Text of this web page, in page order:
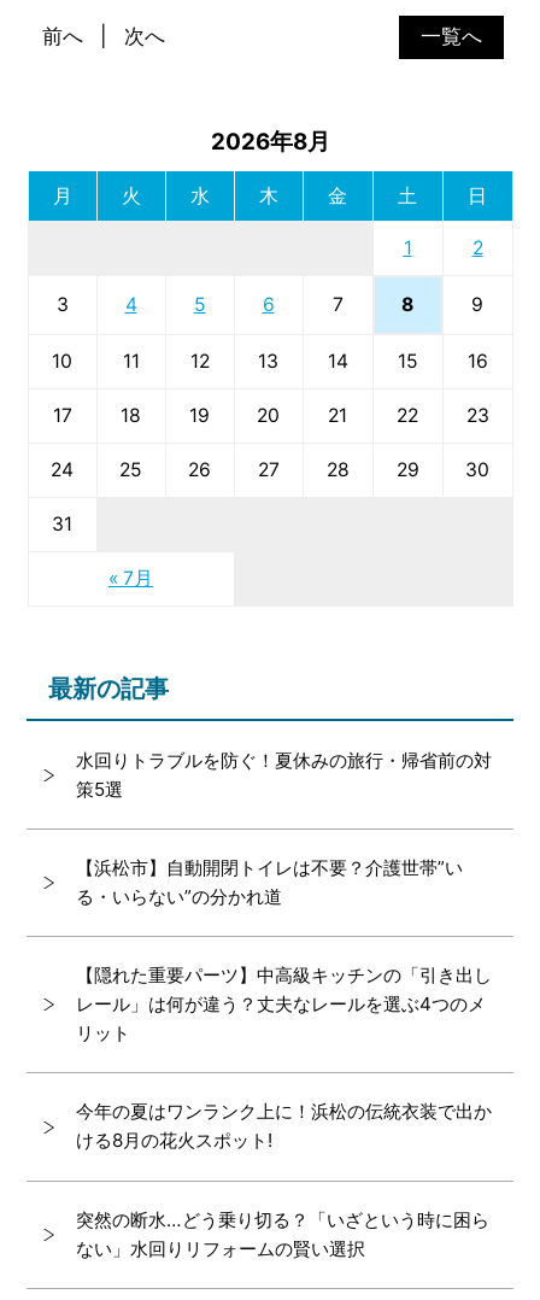
一覧へ
前へ 次へ
2026年8月
月 火 水 木 金 土 日
« 7月
1 2
3 4 5 6 7 8 9
10 11 12 13 14 15 16
17 18 19 20 21 22 23
24 25 26 27 28 29 30
31
最新の記事
水回りトラブルを防ぐ！夏休みの旅行・帰省前の対
策5選
【浜松市】自動開閉トイレは不要？介護世帯”い
る・いらない”の分かれ道
【隠れた重要パーツ】中高級キッチンの「引き出し
レール」は何が違う？丈夫なレールを選ぶ4つのメ
リット
今年の夏はワンランク上に！浜松の伝統衣装で出か
ける8月の花火スポット!
突然の断水…どう乗り切る？「いざという時に困ら
ない」水回りリフォームの賢い選択